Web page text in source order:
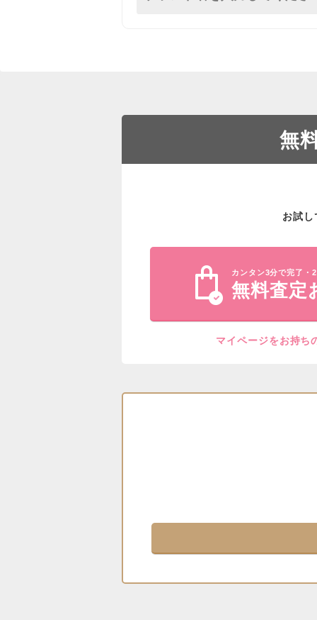
無
お試
カンタン3分で完了・
無料査定
マイページをお持ち